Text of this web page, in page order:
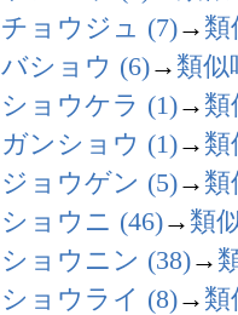
チョウジュ (7)→ 類
バショウ (6)→ 類似
ショウケラ (1)→ 類
ガンショウ (1)→ 類
ジョウゲン (5)→ 類
ショウニ (46)→ 類
ショウニン (38)→
ショウライ (8)→ 類